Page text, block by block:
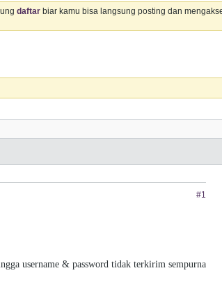
daftar biar kamu bisa langsung posting dan
#1
username & password tidak terkirim sempurna